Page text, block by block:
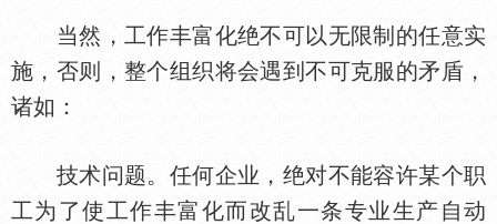
当然，工作丰富化绝不可以无限制的任意实
施，否则，整个组织将会遇到不可克服的矛盾，
诸如：
技术问题。任何企业，绝对不能容许某个职
工为了使工作丰富化而改乱一条专业生产自动